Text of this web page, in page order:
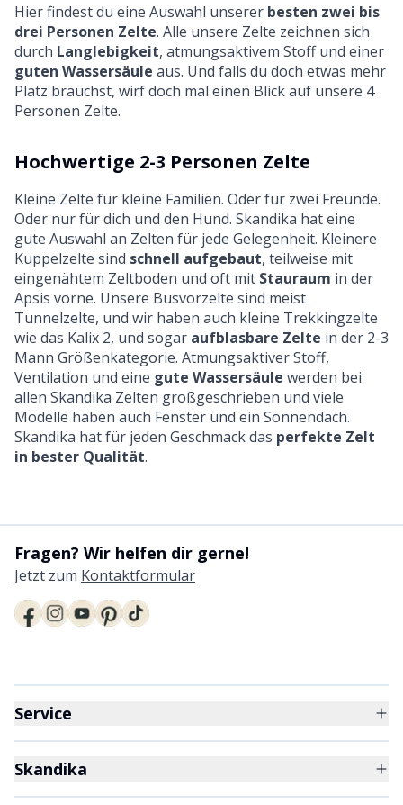
Hier findest du eine Auswahl unserer besten zwei bis
drei Personen Zelte. Alle unsere Zelte zeichnen sich
durch Langlebigkeit, atmungsaktivem Stoff und einer
guten Wassersäule aus. Und falls du doch etwas mehr
Platz brauchst, wirf doch mal einen Blick auf unsere 4
Personen Zelte.
Hochwertige 2-3 Personen Zelte
Kleine Zelte für kleine Familien. Oder für zwei Freunde.
Oder nur für dich und den Hund. Skandika hat eine
gute Auswahl an Zelten für jede Gelegenheit. Kleinere
Kuppelzelte sind schnell aufgebaut, teilweise mit
eingenähtem Zeltboden und oft mit Stauraum in der
Apsis vorne. Unsere Busvorzelte sind meist
Tunnelzelte, und wir haben auch kleine Trekkingzelte
wie das Kalix 2, und sogar aufblasbare Zelte in der 2-3
Mann Größenkategorie. Atmungsaktiver Stoff,
Ventilation und eine gute Wassersäule werden bei
allen Skandika Zelten großgeschrieben und viele
Modelle haben auch Fenster und ein Sonnendach.
Skandika hat für jeden Geschmack das perfekte Zelt
in bester Qualität.
Fragen? Wir helfen dir gerne!
Jetzt zum Kontaktformular
Service
Skandika